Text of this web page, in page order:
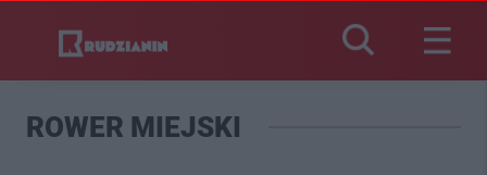
ROWER MIEJSKI